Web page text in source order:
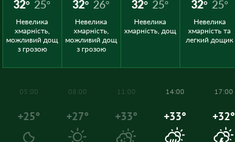
32° 25°
Невелика
хмарність,
можливий дощ
з грозою
32° 26°
Невелика
хмарність,
можливий дощ
з грозою
32° 25°
Невелика
хмарність, дощ
32° 25°
Невелика
хмарність та
легкий дощик
05:00
+25°
08:00
+27°
11:00
+33°
14:00
+33°
17:00
+32°